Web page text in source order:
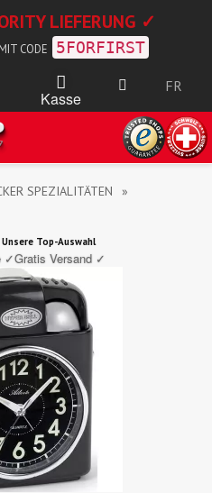
LIEFERUNG ✓
CODE 5FORFIRST
Kasse
FR
SPEZIALITÄTEN
Top-Auswahl
✓Gratis Versand ✓